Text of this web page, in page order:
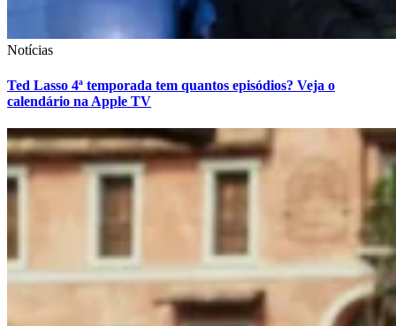
Notícias
Ted Lasso 4ª temporada tem quantos episódios? Veja o
calendário na Apple TV